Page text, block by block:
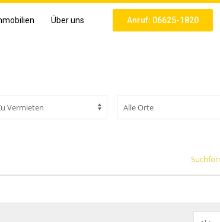
Über uns Anruf: 06625-1820